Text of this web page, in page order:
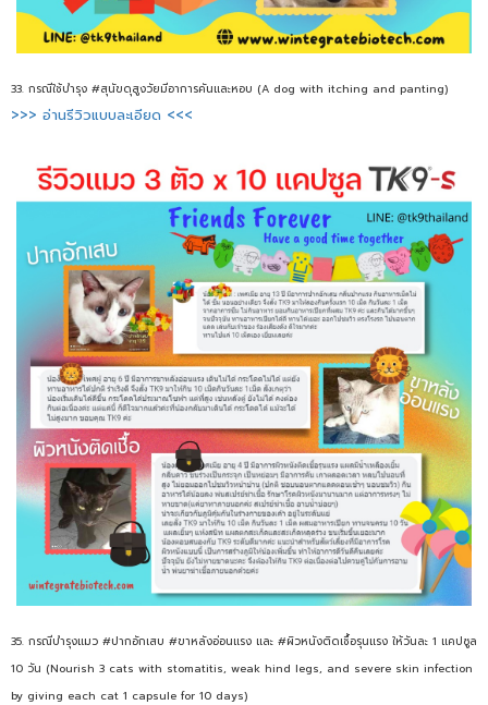
33. กรณีใช้บำรุง #สุนัขดุสูงวัยมีอาการคันและหอบ (A dog with itching and panting)
>>> อ่านรีวิวแบบละเอียด <<<
35. กรณีบำรุงแมว #ปากอักเสบ #ขาหลังอ่อนแรง และ #ผิวหนังติดเชื้อรุนแรง ให้วันละ 1 แคปซูล
10 วัน (Nourish 3 cats with stomatitis, weak hind legs, and severe skin infection
by giving each cat 1 capsule for 10 days)